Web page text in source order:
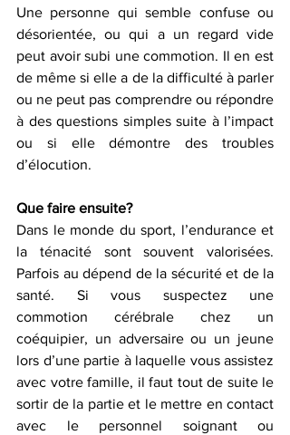
Une personne qui semble confuse ou
désorientée, ou qui a un regard vide
peut avoir subi une commotion. Il en est
de même si elle a de la difficulté à parler
ou ne peut pas comprendre ou répondre
à des questions simples suite à l’impact
ou si elle démontre des troubles
d’élocution.
Que faire ensuite?
Dans le monde du sport, l’endurance et
la ténacité sont souvent valorisées.
Parfois au dépend de la sécurité et de la
santé. Si vous suspectez une
commotion cérébrale chez un
coéquipier, un adversaire ou un jeune
lors d’une partie à laquelle vous assistez
avec votre famille, il faut tout de suite le
sortir de la partie et le mettre en contact
avec le personnel soignant ou